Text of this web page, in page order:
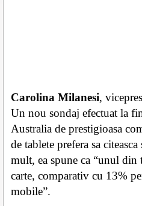
Carolina Milanesi,
Un nou sondaj efectuat la
Australia de prestigioasa
de tablete prefera sa
mult, ea spune ca “unul
carte, comparativ cu 13%
mobile”.